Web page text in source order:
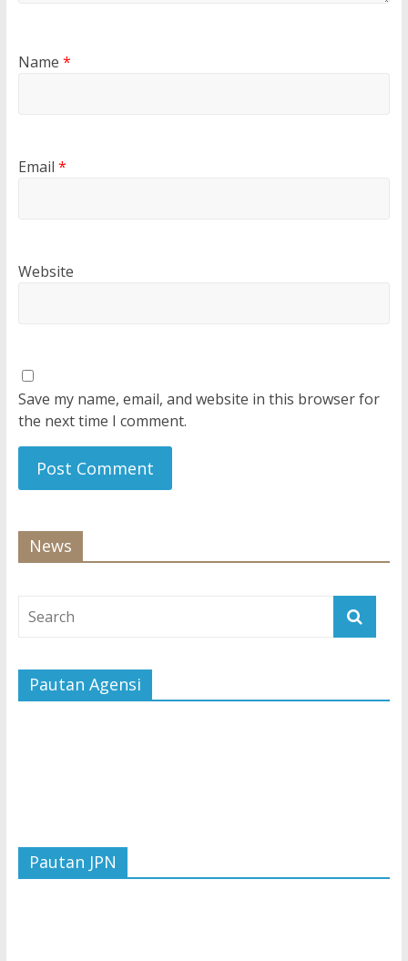
Name *
Email *
Website
Save my name, email, and website in this browser for
the next time I comment.
News
Pautan Agensi
Pautan JPN